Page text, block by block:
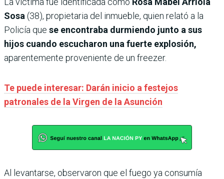
Sosa (38), propietaria del inmueble, quien relató a la
Policía que se encontraba durmiendo junto a sus
hijos cuando escucharon una fuerte explosión,
aparentemente proveniente de un freezer.
Te puede interesar: Darán inicio a festejos
patronales de la Virgen de la Asunción
Al levantarse, observaron que el fuego ya consumía